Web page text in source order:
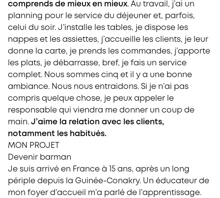
comprends de mieux en mieux. Au travail, j’ai un
planning pour le service du déjeuner et, parfois,
celui du soir. J’installe les tables, je dispose les
nappes et les assiettes, j’accueille les clients, je leur
donne la carte, je prends les commandes, j’apporte
les plats, je débarrasse, bref, je fais un service
complet. Nous sommes cinq et il y a une bonne
ambiance. Nous nous entraidons. Si je n’ai pas
compris quelque chose, je peux appeler le
responsable qui viendra me donner un coup de
main. J’aime la relation avec les clients,
notamment les habitués.
MON PROJET
Devenir barman
Je suis arrivé en France à 15 ans, après un long
périple depuis la Guinée-Conakry. Un éducateur de
mon foyer d’accueil m’a parlé de l’apprentissage.